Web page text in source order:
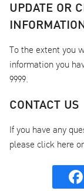
UPDATE OR
To the extent you
information you
9999.
CONTACT US
If you have any
please click here